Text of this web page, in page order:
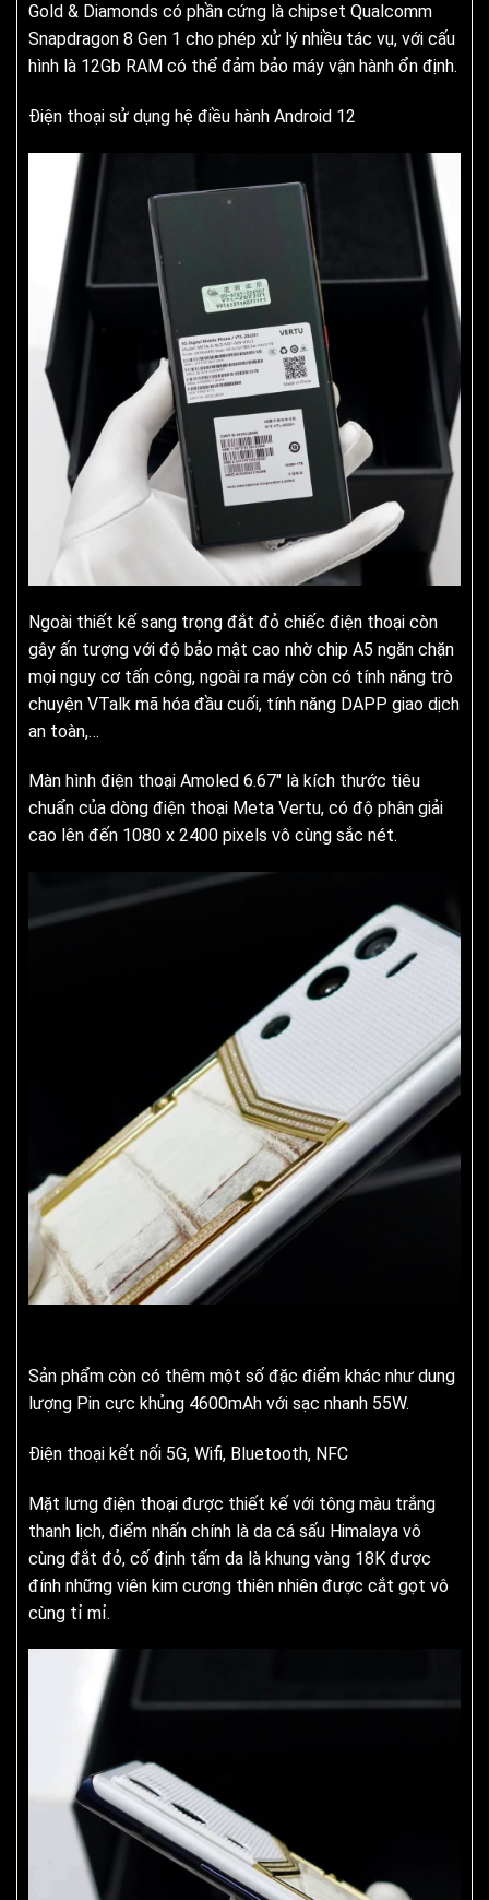
Gold & Diamonds có phần cứng là chipset Qualcomm
Snapdragon 8 Gen 1 cho phép xử lý nhiều tác vụ, với cấu
hình là 12Gb RAM có thể đảm bảo máy vận hành ổn định.
Điện thoại sử dụng hệ điều hành Android 12
Ngoài thiết kế sang trọng đắt đỏ chiếc điện thoại còn
gây ấn tượng với độ bảo mật cao nhờ chip A5 ngăn chặn
mọi nguy cơ tấn công, ngoài ra máy còn có tính năng trò
chuyện VTalk mã hóa đầu cuối, tính năng DAPP giao dịch
an toàn,…
Màn hình điện thoại Amoled 6.67″ là kích thước tiêu
chuẩn của dòng điện thoại Meta Vertu, có độ phân giải
cao lên đến 1080 x 2400 pixels vô cùng sắc nét.
Sản phẩm còn có thêm một số đặc điểm khác như dung
lượng Pin cực khủng 4600mAh với sạc nhanh 55W.
Điện thoại kết nối 5G, Wifi, Bluetooth, NFC
Mặt lưng điện thoại được thiết kế với tông màu trắng
thanh lịch, điểm nhấn chính là da cá sấu Himalaya vô
cùng đắt đỏ, cố định tấm da là khung vàng 18K được
đính những viên kim cương thiên nhiên được cắt gọt vô
cùng tỉ mỉ.